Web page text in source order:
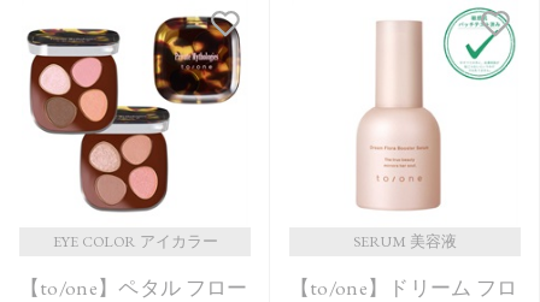
EYE COLOR アイカラー
【to/one】ペタル フロー
SERUM 美容液
【to/one】ドリーム フロ